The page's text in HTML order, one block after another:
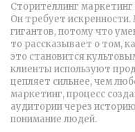
Сторителлинг
Он требует
гигантов, потому что
то рассказывает о том,
это становится
клиенты используют
цепляет сильнее, чем
маркетинг,процесс
аудиториичерез
понимание людей.